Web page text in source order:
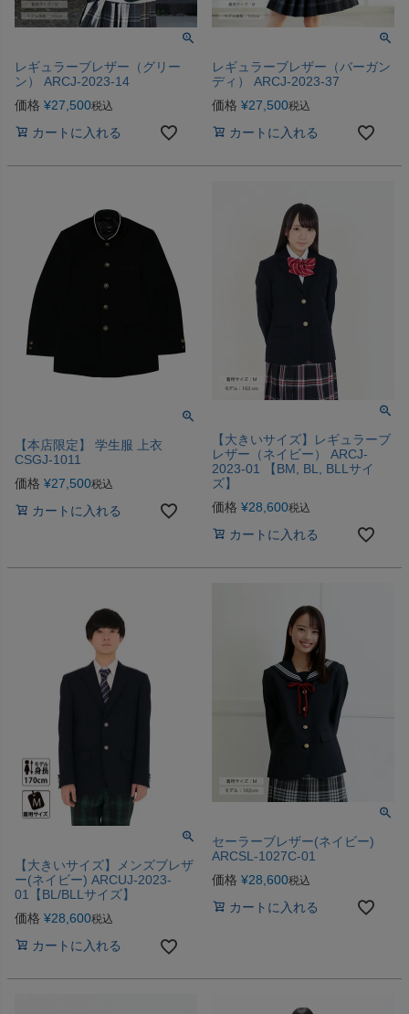
レギュラーブレザー（グリー
ン） ARCJ-2023-14
価格 ¥27,500税込
カートに入れる
レギュラーブレザー（バーガン
ディ） ARCJ-2023-37
価格 ¥27,500税込
カートに入れる
【本店限定】 学生服 上衣
CSGJ-1011
価格 ¥27,500税込
カートに入れる
【大きいサイズ】レギュラーブ
レザー（ネイビー） ARCJ-
2023-01 【BM, BL, BLLサイ
ズ】
価格 ¥28,600税込
カートに入れる
【大きいサイズ】メンズブレザ
ー(ネイビー) ARCUJ-2023-
01【BL/BLLサイズ】
価格 ¥28,600税込
カートに入れる
セーラーブレザー(ネイビー)
ARCSL-1027C-01
価格 ¥28,600税込
カートに入れる